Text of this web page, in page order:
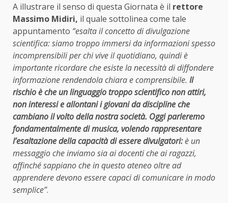
A illustrare il senso di questa Giornata è il rettore
Massimo Midiri, il quale sottolinea come tale
appuntamento “esalta il concetto di divulgazione
scientifica: siamo troppo immersi da informazioni spesso
incomprensibili per chi vive il quotidiano, quindi è
importante ricordare che esiste la necessità di diffondere
informazione rendendola chiara e comprensibile. Il
rischio è che un linguaggio troppo scientifico non attiri,
non interessi e allontani i giovani da discipline che
cambiano il volto della nostra società. Oggi parleremo
fondamentalmente di musica, volendo rappresentare
l’esaltazione della capacità di essere divulgatori:è un
messaggio che inviamo sia ai docenti che ai ragazzi,
affinché sappiano che in questo ateneo oltre ad
apprendere devono essere capaci di comunicare in modo
semplice”.